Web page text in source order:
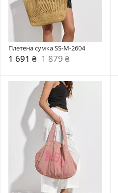
Плетена сумка SS-M-2604
1 691 ₴ 1 879 ₴